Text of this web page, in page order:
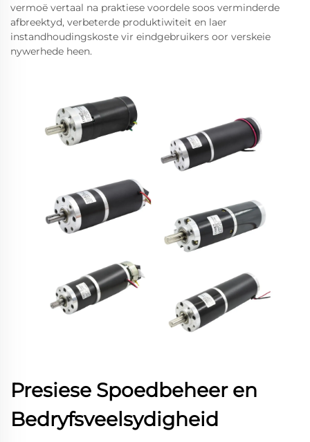
vermoë vertaal na praktiese voordele soos verminderde
afbreektyd, verbeterde produktiwiteit en laer
instandhoudingskoste vir eindgebruikers oor verskeie
nywerhede heen.
Presiese Spoedbeheer en
Bedryfsveelsydigheid